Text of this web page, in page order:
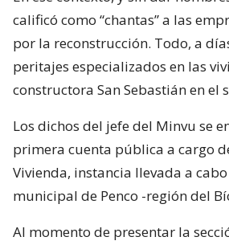
calificó como “chantas” a las
por la reconstrucción. Todo, a
peritajes especializados en las
constructora San Sebastián en el
Los dichos del jefe del Minvu se
primera cuenta pública a cargo
Vivienda, instancia llevada a
municipal de Penco -región del
Al momento de presentar la